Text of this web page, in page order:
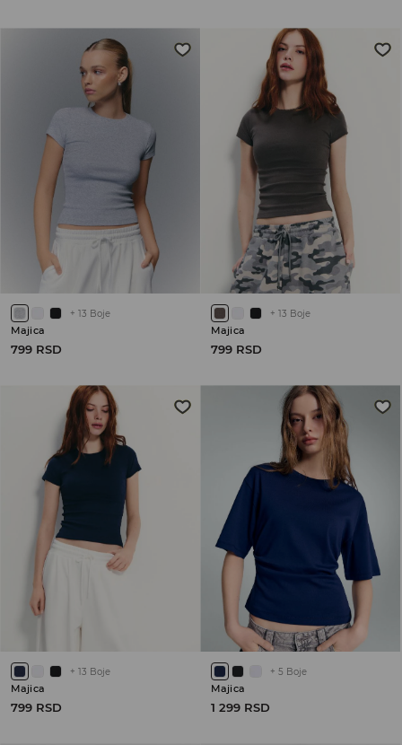
+ 13 Boje
Majica
799 RSD
+ 13 Boje
Majica
799 RSD
+ 13 Boje
Majica
799 RSD
+ 5 Boje
Majica
1 299 RSD